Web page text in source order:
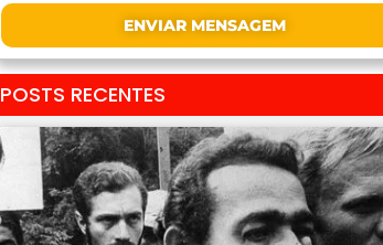
ENVIAR MENSAGEM
POSTS RECENTES